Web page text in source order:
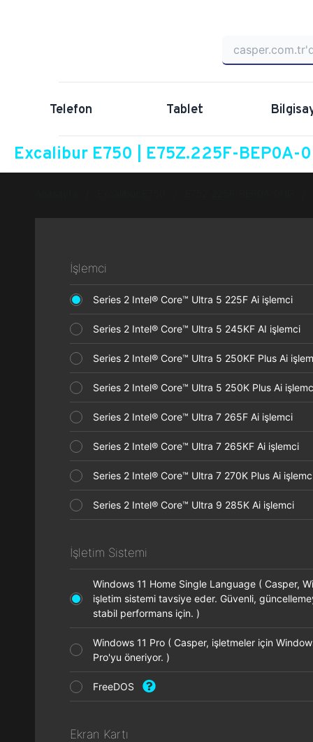
Telefon Tablet
Excalibur E750 | E75Z.225F-BEP0A-
İşlemci
Series 2 Intel® Core™ Ultra 5 225F Ai işlemci
Series 2 Intel® Core™ Ultra 5 245KF AI işlemci
Series 2 Intel® Core™ Ultra 5 250KF Plus Ai
Series 2 Intel® Core™ Ultra 5 250K Plus Ai
Series 2 Intel® Core™ Ultra 7 265F Ai işlemci
Series 2 Intel® Core™ Ultra 7 265KF Ai işlemci
Series 2 Intel® Core™ Ultra 7 270K Plus Ai
Series 2 Intel® Core™ Ultra 9 285K Ai işlemci
İşletim Sistemi
Windows 11 Home Single Language ( Casper,
işletim sistemi tavsiye eder. Güvenli,
stabil performans için. )
Windows 11 Pro ( Casper, işletmeler için
Pro'yu öneriyor. )
FreeDOS
Ekran Kartı